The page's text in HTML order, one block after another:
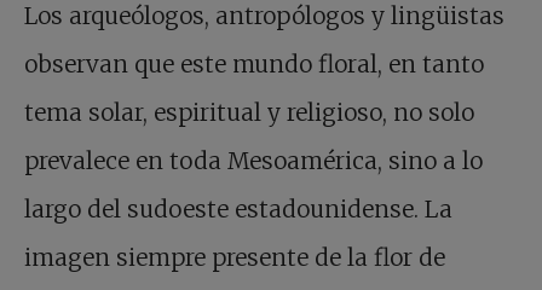
Los arqueólogos, antropólogos y lingüistas
observan que este mundo floral, en tanto
tema solar, espiritual y religioso, no solo
prevalece en toda Mesoamérica, sino a lo
largo del sudoeste estadounidense. La
imagen siempre presente de la flor de